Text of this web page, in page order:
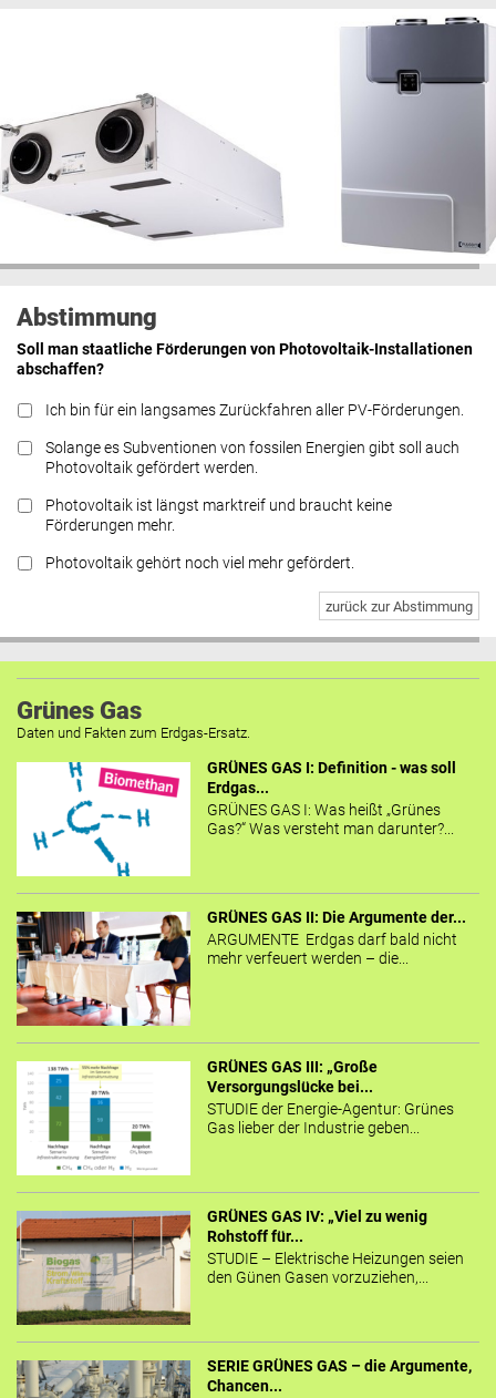
Abstimmung
Soll man staatliche Förderungen von Photovoltaik-Installationen
abschaffen?
Ich bin für ein langsames Zurückfahren aller PV-Förderungen.
Solange es Subventionen von fossilen Energien gibt soll auch
Photovoltaik gefördert werden.
Photovoltaik ist längst marktreif und braucht keine
Förderungen mehr.
Photovoltaik gehört noch viel mehr gefördert.
zurück zur Abstimmung
Grünes Gas
Daten und Fakten zum Erdgas-Ersatz.
GRÜNES GAS I: Definition - was soll
Erdgas...
GRÜNES GAS I: Was heißt „Grünes
Gas?“ Was versteht man darunter?...
GRÜNES GAS II: Die Argumente der...
ARGUMENTE Erdgas darf bald nicht
mehr verfeuert werden – die...
GRÜNES GAS III: „Große
Versorgungslücke bei...
STUDIE der Energie-Agentur: Grünes
Gas lieber der Industrie geben...
GRÜNES GAS IV: „Viel zu wenig
Rohstoff für...
STUDIE – Elektrische Heizungen seien
den Günen Gasen vorzuziehen,...
SERIE GRÜNES GAS – die Argumente,
Chancen...